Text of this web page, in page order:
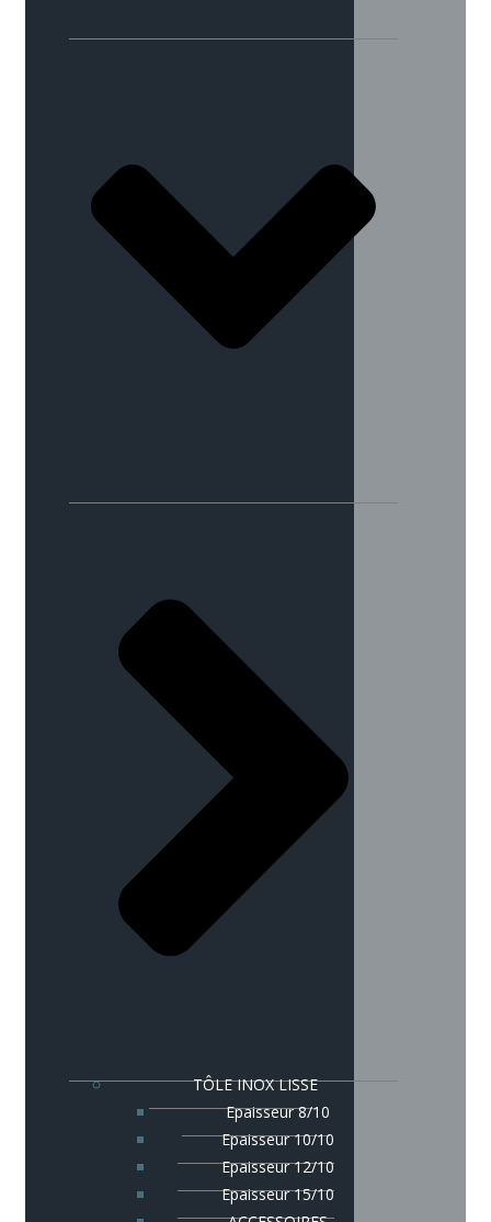
TÔLE INOX LISSE
Epaisseur 8/10
Epaisseur 10/10
Epaisseur 12/10
Epaisseur 15/10